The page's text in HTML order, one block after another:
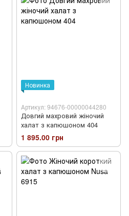
Новинка
Артикул: 94676-00000044280
Довгий махровий жіночий
халат з капюшоном 404
1 895.00 грн